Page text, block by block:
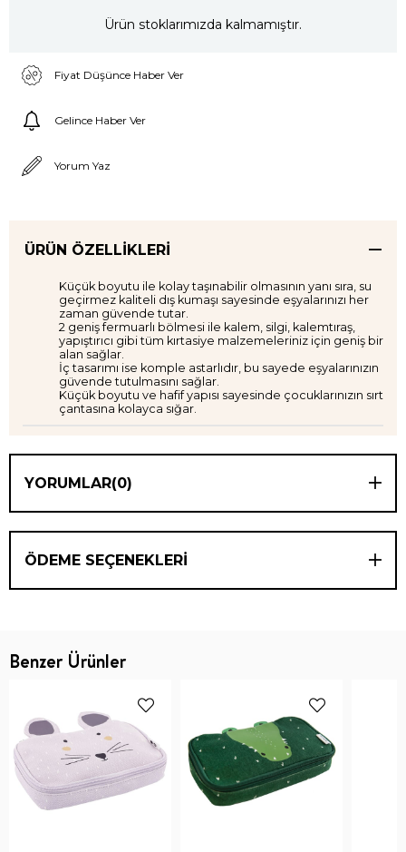
Ürün stoklarımızda kalmamıştır.
Fiyat Düşünce Haber Ver
Gelince Haber Ver
Yorum Yaz
ÜRÜN ÖZELLIKLERI
Küçük boyutu ile kolay taşınabilir olmasının yanı sıra, su
geçirmez kaliteli dış kumaşı sayesinde eşyalarınızı her
zaman güvende tutar.
2 geniş fermuarlı bölmesi ile kalem, silgi, kalemtıraş,
yapıştırıcı gibi tüm kırtasiye malzemeleriniz için geniş bir
alan sağlar.
İç tasarımı ise komple astarlıdır, bu sayede eşyalarınızın
güvende tutulmasını sağlar.
Küçük boyutu ve hafif yapısı sayesinde çocuklarınızın sırt
çantasına kolayca sığar.
YORUMLAR(0)
ÖDEME SEÇENEKLERI
Benzer Ürünler